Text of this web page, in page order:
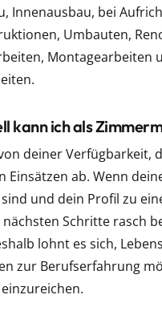
Innenausbau, bei
Umbauten,
Montagearbeiten
kann ich als
deiner Verfügbarkeit,
Einsätzen ab. Wenn
und dein Profil zu
Schritte rasch
lohnt es sich,
zur Berufserfahrung